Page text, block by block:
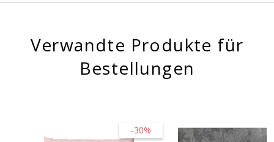
Verwandte Produkte für
Bestellungen
-30%